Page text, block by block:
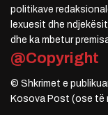
politikave
lexuesit dhe
dhe ka mbetur
@Copyright
© Shkrimet e
Kosova Post (ose të